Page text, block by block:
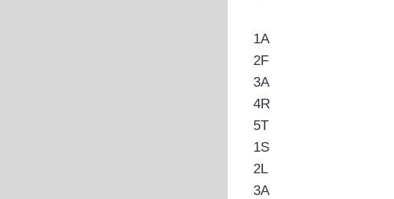
1A
2F
3A
4R
5T
1S
2L
3A